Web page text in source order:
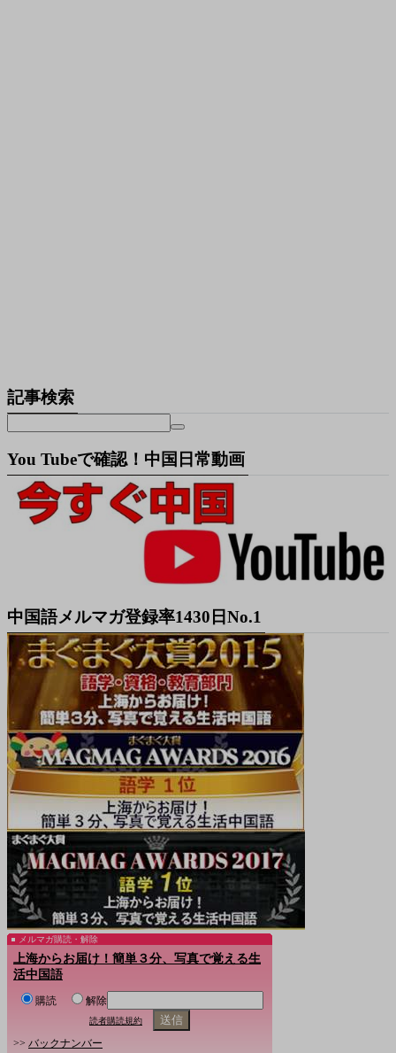
記事検索
You Tubeで確認！中国日常動画
中国語メルマガ登録率1430日No.1
メルマガ購読・解除
上海からお届け！簡単３分、写真で覚える生
活中国語
購読 解除
読者購読規約
>> バックナンバー